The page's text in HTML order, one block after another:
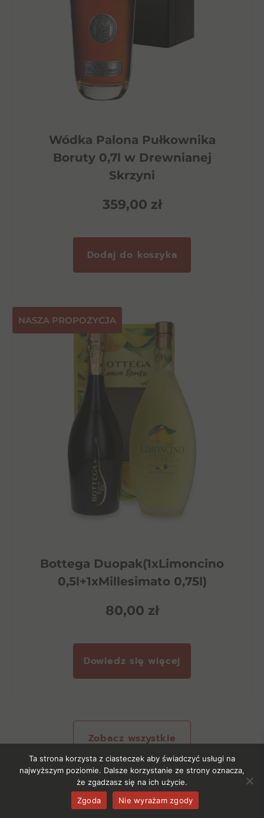
Wódka Palona Pułkownika
Boruty 0,7l w Drewnianej
Skrzyni
359,00 zł
Dodaj do koszyka
NASZA PROPOZYCJA
Bottega Duopak(1xLimoncino
0,5l+1xMillesimato 0,75l)
80,00 zł
Dowiedz się więcej
Zobacz wszystkie
Ta strona korzysta z ciasteczek aby świadczyć usługi na
najwyższym poziomie. Dalsze korzystanie ze strony oznacza,
że zgadzasz się na ich użycie.
Zgoda
Nie wyrażam zgody